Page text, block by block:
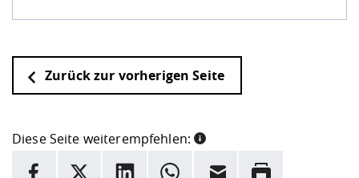
Zurück zur vorherigen Seite
Diese Seite weiterempfehlen:
INFORMATION
Facebook
X LinkedInWhatsappE-Mail Drucken